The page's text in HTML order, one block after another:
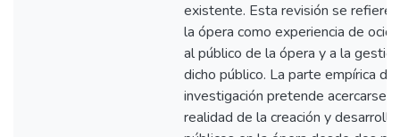
existente. Esta revisión se refiere
la ópera como experiencia de ocio,
al público de la ópera y a la
dicho público. La parte empírica de
investigación pretende acercarse
realidad de la creación y